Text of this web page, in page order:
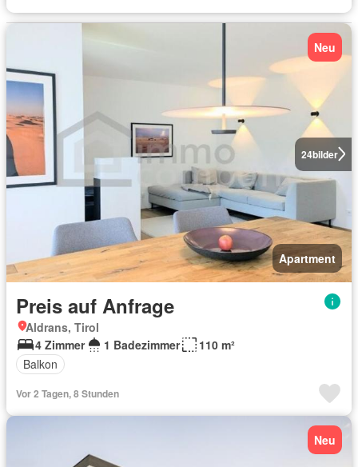
24bilder
Neu
Apartment
Preis auf Anfrage
Aldrans, Tirol
4 Zimmer
1 Badezimmer
110 m²
Balkon
Vor 2 Tagen, 8 Stunden
Neu